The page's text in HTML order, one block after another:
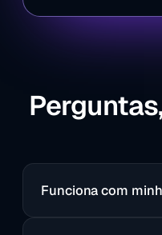
Funciona com